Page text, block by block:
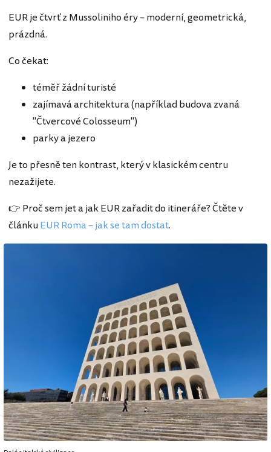
EUR je čtvrť z Mussoliniho éry – moderní, geometrická,
prázdná.
Co čekat:
téměř žádní turisté
zajímavá architektura (například budova zvaná
"Čtvercové Colosseum")
parky a jezero
Je to přesně ten kontrast, který v klasickém centru
nezažijete.
👉 Proč sem jet a jak EUR zařadit do itineráře? Čtěte v
článkuEUR Roma – jak se tam dostat.